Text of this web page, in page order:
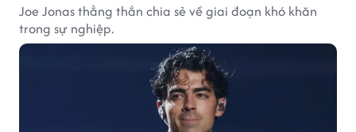
Joe Jonas thẳng thắn chia sẻ về giai đoạn khó khăn
trong sự nghiệp.